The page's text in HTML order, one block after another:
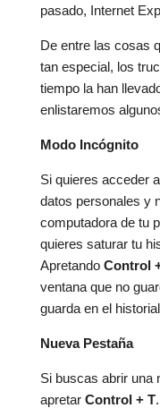
pasado, Internet
De entre las cosas
tan especial, los
tiempo la han
enlistaremos
Modo Incógnito
Si quieres acceder
datos personales y
computadora de tu
quieres saturar tu
Apretando Control
ventana que no
guarda en el
Nueva Pestaña
Si buscas abrir una
apretar Control + T